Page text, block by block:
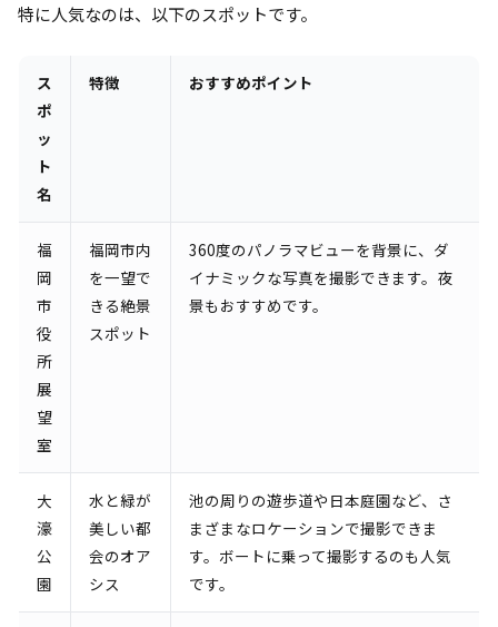
特に人気なのは、以下のスポットです。
ス
ポ
ッ
ト
名
特徴 おすすめポイント
福
岡
市
役
所
展
望
室
福岡市内
を一望で
きる絶景
スポット
360度のパノラマビューを背景に、ダ
イナミックな写真を撮影できます。夜
景もおすすめです。
大
濠
公
園
水と緑が
美しい都
会のオア
シス
池の周りの遊歩道や日本庭園など、さ
まざまなロケーションで撮影できま
す。ボートに乗って撮影するのも人気
です。